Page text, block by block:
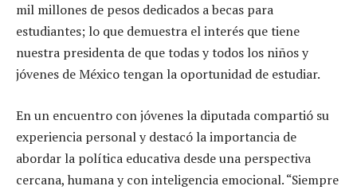
mil millones de pesos dedicados a becas para
estudiantes; lo que demuestra el interés que tiene
nuestra presidenta de que todas y todos los niños y
jóvenes de México tengan la oportunidad de estudiar.
En un encuentro con jóvenes la diputada compartió su
experiencia personal y destacó la importancia de
abordar la política educativa desde una perspectiva
cercana, humana y con inteligencia emocional. “Siempre